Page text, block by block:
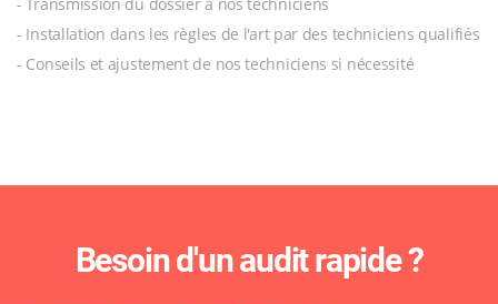
- Installation dans les règles de l'art par des techniciens qualifiés
- Conseils et ajustement de nos techniciens si nécessité
Besoin d'un audit rapide ?